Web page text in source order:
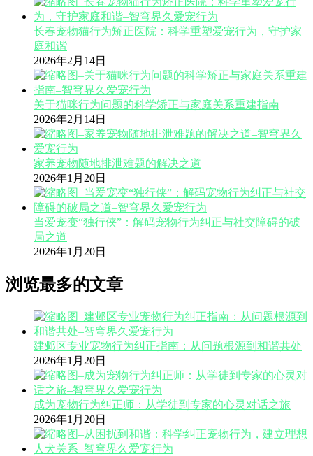
长春宠物猫行为矫正医院：科学重塑爱宠行为，守护家
庭和谐
2026年2月14日
关于猫咪行为问题的科学矫正与家庭关系重建指南
2026年2月14日
家养宠物随地排泄难题的解决之道
2026年1月20日
当爱宠变“独行侠”：解码宠物行为纠正与社交障碍的破
局之道
2026年1月20日
浏览最多的文章
建邺区专业宠物行为纠正指南：从问题根源到和谐共处
2026年1月20日
成为宠物行为纠正师：从学徒到专家的心灵对话之旅
2026年1月20日